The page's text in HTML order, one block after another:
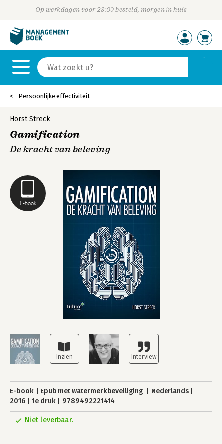
Op werkdagen voor 23:00 besteld, morgen in huis
Persoonlijke effectiviteit
E-book
Horst Streck
Gamification
De kracht van beleving
E-book Epub met watermerkbeveiliging
Nederlands
2016
1e druk 9789492221414
Niet leverbaar.